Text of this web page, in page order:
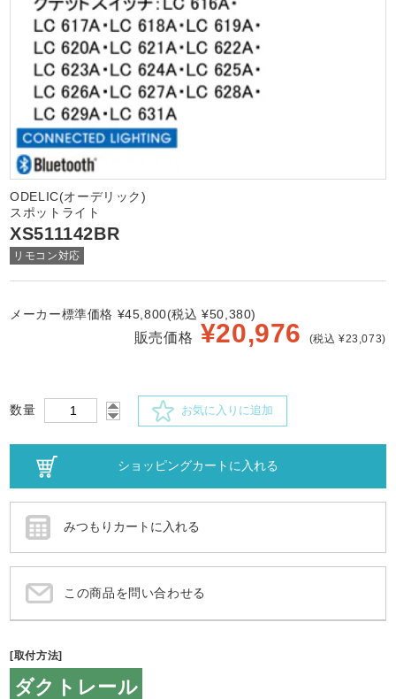
ODELIC(オーデリック)
スポットライト
XS511142BR
リモコン対応
メーカー標準価格 ¥45,800(税込 ¥50,380)
販売価格 ¥20,976 (税込 ¥23,073)
数量 お気に入りに追加
この商品を問い合わせる
[取付方法]
ダクトレール